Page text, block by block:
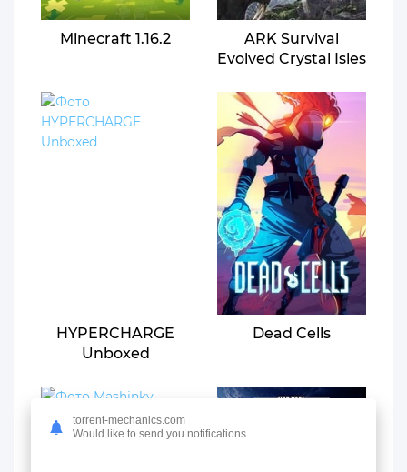
Minecraft 1.16.2
ARK Survival
Evolved Crystal Isles
HYPERCHARGE
Unboxed
Dead Cells
torrent-mechanics.com
Would like to send you notifications